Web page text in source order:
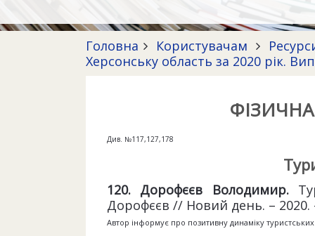
Головна Користувачам
Херсонську область за 2020 рік.
Див. №117,127,178
120. Дорофєєв Володимир.
Дорофєєв // Новий день. – 2020.
Автор інформує про позитивну динаміку